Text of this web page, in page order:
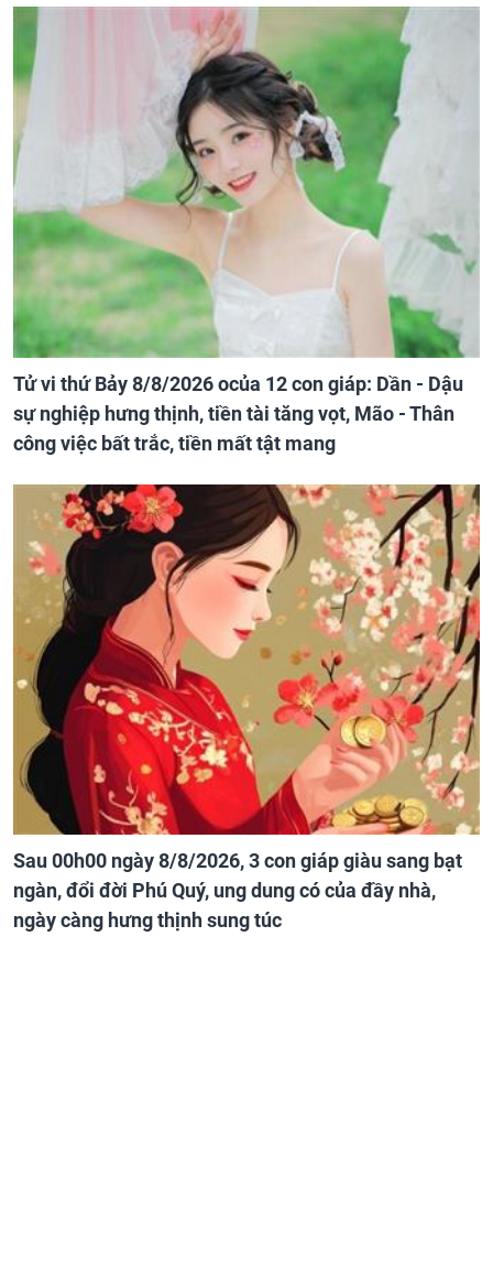
Tử vi thứ Bảy 8/8/2026 ocủa 12 con giáp: Dần - Dậu
sự nghiệp hưng thịnh, tiền tài tăng vọt, Mão - Thân
công việc bất trắc, tiền mất tật mang
Sau 00h00 ngày 8/8/2026, 3 con giáp giàu sang bạt
ngàn, đổi đời Phú Quý, ung dung có của đầy nhà,
ngày càng hưng thịnh sung túc